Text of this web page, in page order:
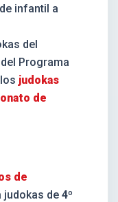
infantil a
del
Programa
judokas
de
de
judokas de 4º